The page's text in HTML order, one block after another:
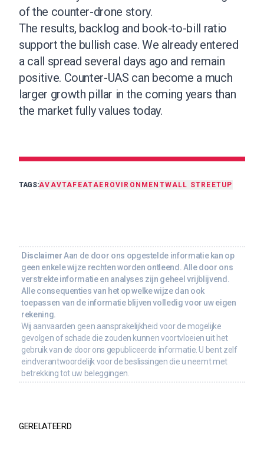
of the counter-drone story.
The results, backlog and book-to-bill ratio
support the bullish case. We already entered
a call spread several days ago and remain
positive. Counter-UAS can become a much
larger growth pillar in the coming years than
the market fully values today.
TAGS:AVAVTAFEATAEROVIRONMENTWALL STREETUP
Disclaimer Aan de door ons opgestelde informatie kan op
geen enkele wijze rechten worden ontleend. Alle door ons
verstrekte informatie en analyses zijn geheel vrijblijvend.
Alle consequenties van het op welke wijze dan ook
toepassen van de informatie blijven volledig voor uw eigen
rekening.
Wij aanvaarden geen aansprakelijkheid voor de mogelijke
gevolgen of schade die zouden kunnen voortvloeien uit het
gebruik van de door ons gepubliceerde informatie. U bent zelf
eindverantwoordelijk voor de beslissingen die u neemt met
betrekking tot uw beleggingen.
GERELATEERD